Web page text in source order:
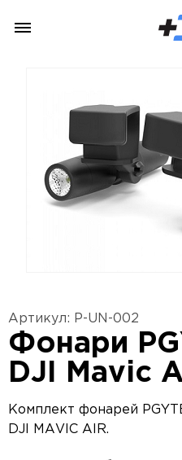
Артикул: P-UN-002
Фонари
DJI Mavic
Комплект фонарей
DJI MAVIC AIR.